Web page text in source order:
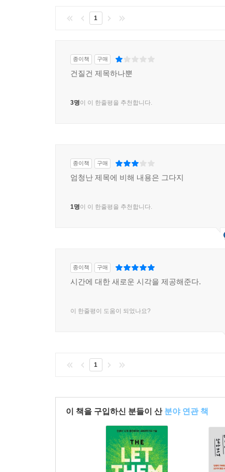
1
종이책 구매
건질건 제목하나뿐
3명이 이 한줄평을 추천합니다.
종이책 구매
엄청난 제목에 비해 내용은 그다지
1명이 이 한줄평을 추천합니다.
종이책 구매
시간에 대한 새로운 시각을 제공해준다.
이 한줄평이 도움이 되었나요?
1
이 책을 구입하신 분들이 산 분야 연관 책